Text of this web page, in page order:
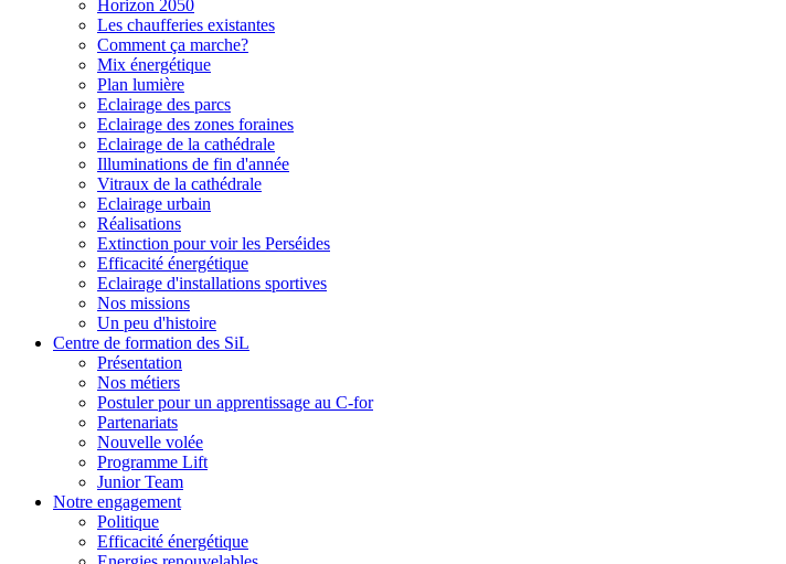
Horizon 2050
Les chaufferies existantes
Comment ça marche?
Mix énergétique
Plan lumière
Eclairage des parcs
Eclairage des zones foraines
Eclairage de la cathédrale
Illuminations de fin d'année
Vitraux de la cathédrale
Eclairage urbain
Réalisations
Extinction pour voir les Perséides
Efficacité énergétique
Eclairage d'installations sportives
Nos missions
Un peu d'histoire
Centre de formation des SiL
Présentation
Nos métiers
Postuler pour un apprentissage au C-for
Partenariats
Nouvelle volée
Programme Lift
Junior Team
Notre engagement
Politique
Efficacité énergétique